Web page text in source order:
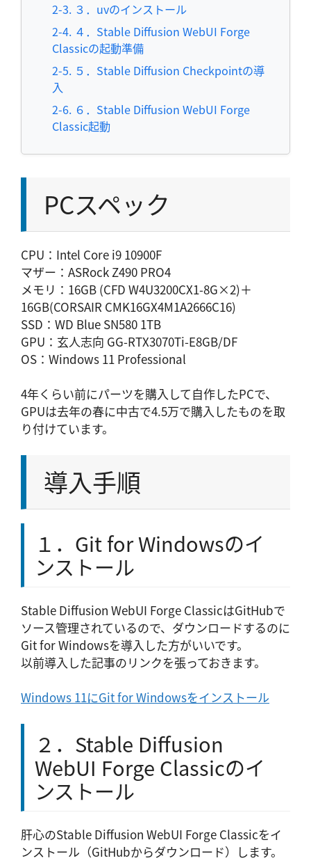
３．uvのインストール
４．Stable Diffusion WebUI Forge
Classicの起動準備
５．Stable Diffusion Checkpointの導
入
６．Stable Diffusion WebUI Forge
Classic起動
PCスペック
CPU：Intel Core i9 10900F
マザー：ASRock Z490 PRO4
メモリ：16GB (CFD W4U3200CX1-8G×2)＋
16GB(CORSAIR CMK16GX4M1A2666C16)
SSD：WD Blue SN580 1TB
GPU：玄人志向 GG-RTX3070Ti-E8GB/DF
OS：Windows 11 Professional
4年くらい前にパーツを購入して自作したPCで、
GPUは去年の春に中古で4.5万で購入したものを取
り付けています。
導入手順
１．Git for Windowsのイ
ンストール
Stable Diffusion WebUI Forge ClassicはGitHubで
ソース管理されているので、ダウンロードするのに
Git for Windowsを導入した方がいいです。
以前導入した記事のリンクを張っておきます。
Windows 11にGit for Windowsをインストール
２．Stable Diffusion
WebUI Forge Classicのイ
ンストール
肝心のStable Diffusion WebUI Forge Classicをイ
ンストール（GitHubからダウンロード）します。